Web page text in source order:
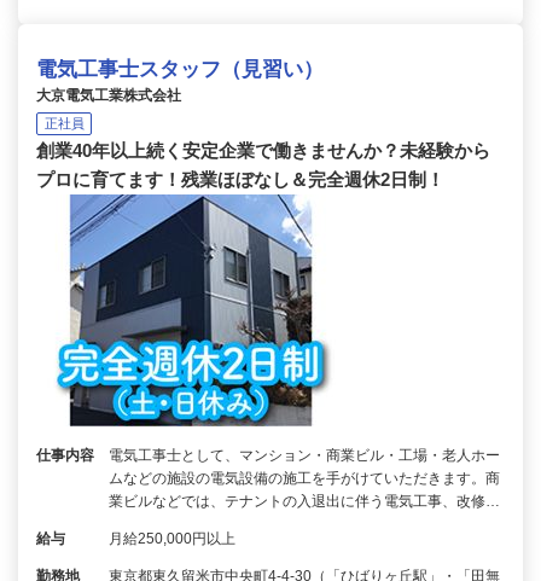
電気工事士スタッフ（見習い）
大京電気工業株式会社
正社員
創業40年以上続く安定企業で働きませんか？未経験から
プロに育てます！残業ほぼなし＆完全週休2日制！
仕事内容
電気工事士として、マンション・商業ビル・工場・老人ホー
ムなどの施設の電気設備の施工を手がけていただきます。商
業ビルなどでは、テナントの入退出に伴う電気工事、改修…
給与 月給250,000円以上
勤務地
東京都東久留米市中央町4-4-30（「ひばりヶ丘駅」・「田無